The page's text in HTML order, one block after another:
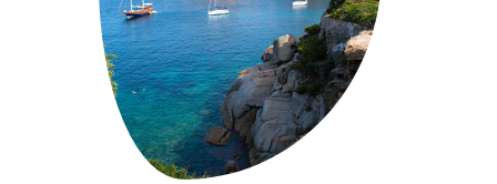
Souostroví La Maddalena